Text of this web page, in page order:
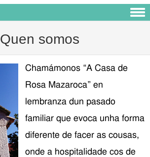
Quen somos
Chamámonos “A Casa de
Rosa Mazaroca” en
lembranza dun pasado
familiar que evoca unha forma
diferente de facer as cousas,
onde a hospitalidade cos de